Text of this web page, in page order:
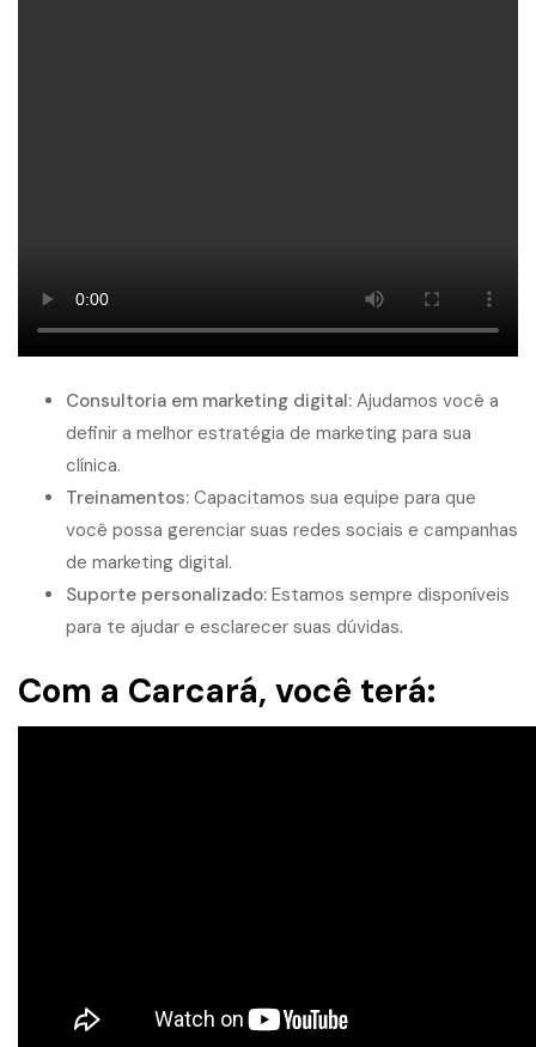
Consultoria em marketing digital: Ajudamos você a
definir a melhor estratégia de marketing para sua
clínica.
Treinamentos: Capacitamos sua equipe para que
você possa gerenciar suas redes sociais e campanhas
de marketing digital.
Suporte personalizado: Estamos sempre disponíveis
para te ajudar e esclarecer suas dúvidas.
Com a Carcará, você terá: